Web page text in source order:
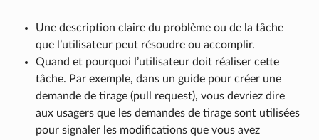
Une description claire du problème ou de la tâche
que l’utilisateur peut résoudre ou accomplir.
Quand et pourquoi l’utilisateur doit réaliser cette
tâche. Par exemple, dans un guide pour créer une
demande de tirage (pull request), vous devriez dire
aux usagers que les demandes de tirage sont utilisées
pour signaler les modifications que vous avez